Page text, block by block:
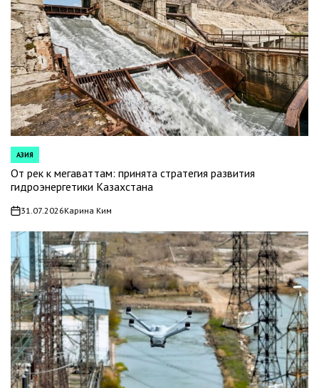
POSTED
IN
АЗИЯ
От рек к мегаваттам: принята стратегия развития
гидроэнергетики Казахстана
on31.07.2026Карина Ким